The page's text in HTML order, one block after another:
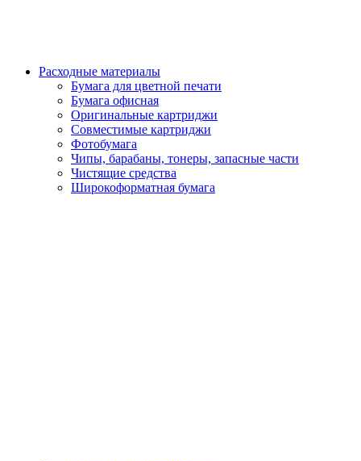
Расходные материалы
Бумага для цветной печати
Бумага офисная
Оригинальные картриджи
Совместимые картриджи
Фотобумага
Чипы, барабаны, тонеры, запасные части
Чистящие средства
Широкоформатная бумага